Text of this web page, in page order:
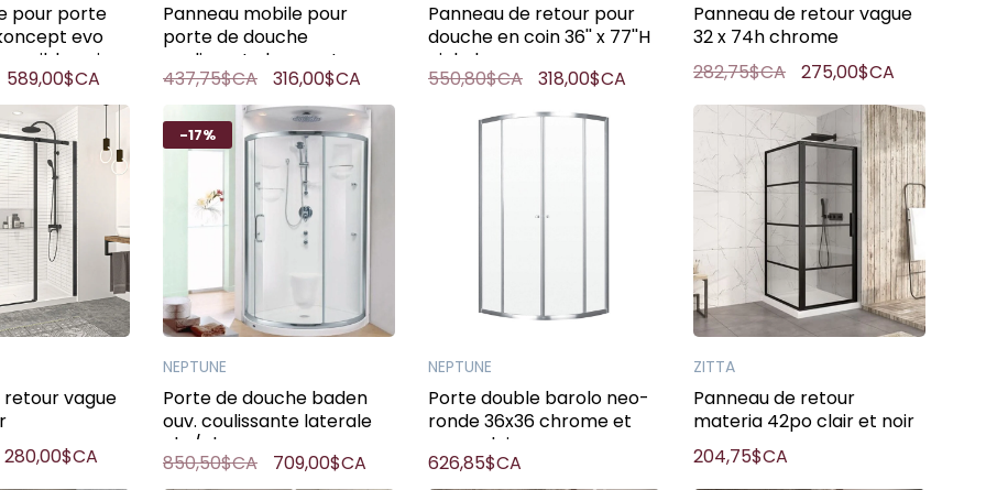
pour porte
evo
noire
589,00$CA
Panneau mobile pour
porte de douche
coulissante koncept evo
60" x 77h" 2/2
437,75$CA 316,00$CA
Panneau de retour pour
douche en coin 36'' x 77''H
nickel pur
550,80$CA 318,00$CA
Panneau de retour vague
32 x 74h chrome
282,75$CA
275,00$CA
retour vague
280,00$CA
-17%
NEPTUNE
Porte de douche baden
ouv. coulissante laterale
chr/cl
850,50$CA 709,00$CA
NEPTUNE
Porte double barolo neo-
ronde 36x36 chrome et
verre clair
626,85$CA
ZITTA
Panneau de retour
materia 42po clair et noir
204,75$CA